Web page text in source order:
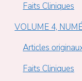
Faits Cliniques
VOLUME 4,
Articles
Faits Cliniques